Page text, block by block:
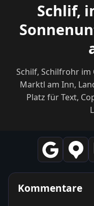
Schlif,
Schilf, Schilfrohr
Marktl am Inn,
Platz für Text,
Kommentare